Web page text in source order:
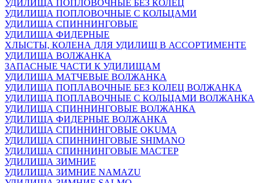
УДИЛИЩА ПОПЛОВОЧНЫЕ БЕЗ КОЛЕЦ
УДИЛИЩА ПОПЛОВОЧНЫЕ С КОЛЬЦАМИ
УДИЛИЩА СПИННИНГОВЫЕ
УДИЛИЩА ФИДЕРНЫЕ
ХЛЫСТЫ, КОЛЕНА ДЛЯ УДИЛИЩ В АССОРТИМЕНТЕ
УДИЛИЩА ВОЛЖАНКА
ЗАПАСНЫЕ ЧАСТИ К УДИЛИЩАМ
УДИЛИЩА МАТЧЕВЫЕ ВОЛЖАНКА
УДИЛИЩА ПОПЛАВОЧНЫЕ БЕЗ КОЛЕЦ ВОЛЖАНКА
УДИЛИЩА ПОПЛАВОЧНЫЕ С КОЛЬЦАМИ ВОЛЖАНКА
УДИЛИЩА СПИННИНГОВЫЕ ВОЛЖАНКА
УДИЛИЩА ФИДЕРНЫЕ ВОЛЖАНКА
УДИЛИЩА СПИННИНГОВЫЕ OKUMA
УДИЛИЩА СПИННИНГОВЫЕ SHIMANO
УДИЛИЩА СПИННИНГОВЫЕ МАСТЕР
УДИЛИЩА ЗИМНИЕ
УДИЛИЩА ЗИМНИЕ NAMAZU